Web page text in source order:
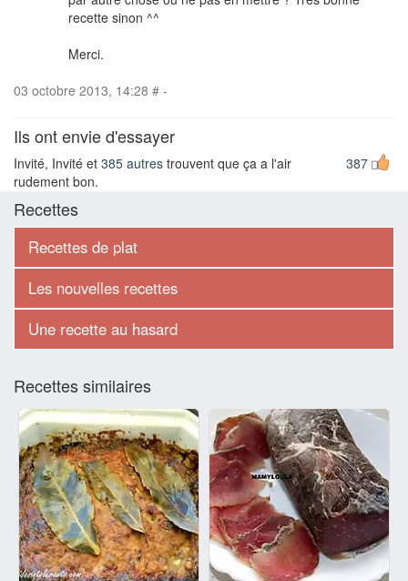
recette sinon ^^
Merci.
03 octobre 2013, 14:28 # -
Ils ont envie d'essayer
387
Invité, Invité et 385 autres trouvent que ça a l'air
rudement bon.
Recettes
Recettes de plat
Les nouvelles recettes
Une recette au hasard
Recettes similaires